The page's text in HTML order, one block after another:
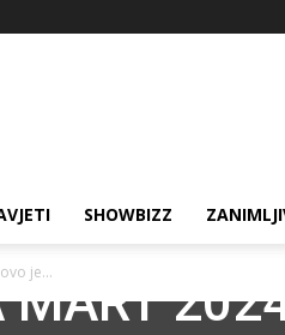
SHOWBIZZ
je...
MART